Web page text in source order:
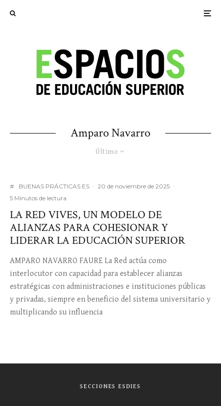
Amparo Navarro
Último
# BUENAS PRÁCTICAS ES · 20 de noviembre de 2025 ·
5 Minutos de lectura
LA RED VIVES, UN MODELO DE
ALIANZAS PARA COHESIONAR Y
LIDERAR LA EDUCACIÓN SUPERIOR
AMPARO NAVARRO FAURE La Red actúa como
interlocutor con capacidad para establecer alianzas
estratégicas con administraciones e instituciones públicas
y privadas, siempre en beneficio del sistema universitario y
multiplicando su influencia
SECCIONES ESDIES